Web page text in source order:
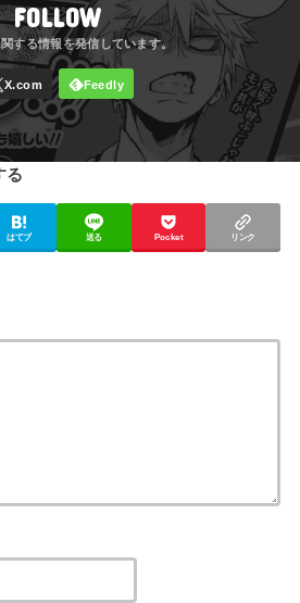
FOLLOW
る
はてブ 送る Pocket リンク